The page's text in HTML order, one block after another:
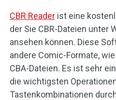
CBR Reader ist eine
der Sie CBR-Dateien unter
ansehen können. Diese
andere Comic-Formate, wie
CBA-Dateien. Es ist sehr
die wichtigsten
Tastenkombinationen